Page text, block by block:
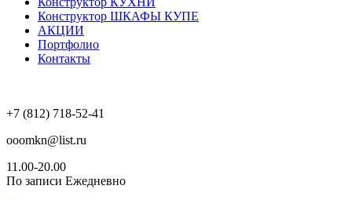
Конструктор ШКАФЫ КУПЕ
АКЦИИ
Портфолио
Контакты
+7 (812) 718-52-41
ooomkn@list.ru
11.00-20.00
По записи Ежедневно